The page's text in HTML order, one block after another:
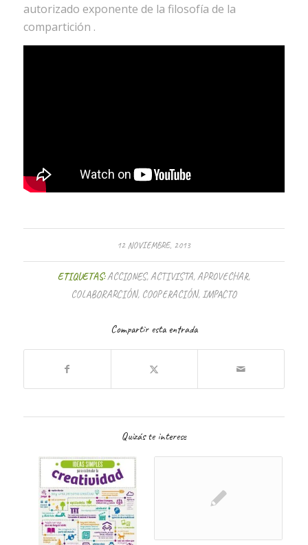
autorizado exponente de la filosofía de la
compartición .
12 NOVIEMBRE, 2013
ETIQUETAS:ACCIONES,ACTIVISTA,APROVECHAR,
COLABORARCIÓN, COOPERACIÓN, IMPACTO
Compartir esta entrada
Quizás te interese